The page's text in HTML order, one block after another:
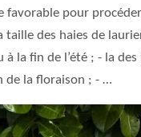
favorable pour
taille des haies de
à la fin de l’été ; - la
de la floraison ; - …